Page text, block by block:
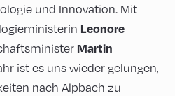
und Innovation. Mit
Leonore
Martin
ist es uns wieder gelungen,
nach Alpbach zu